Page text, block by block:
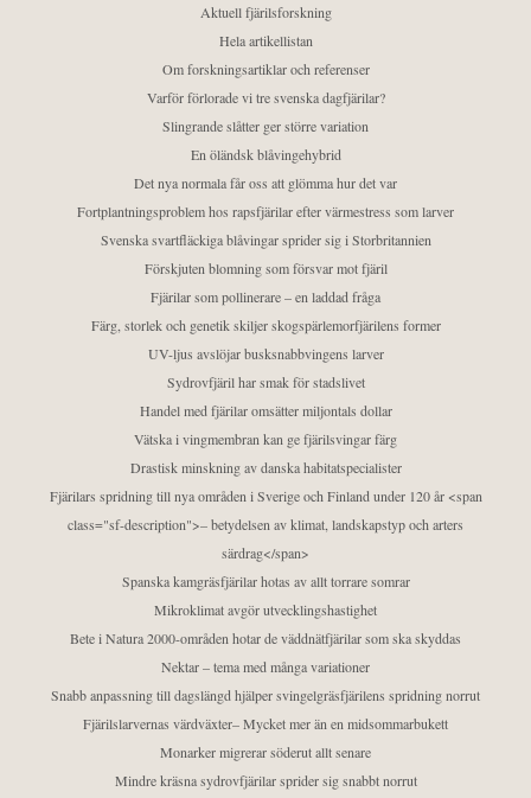
Aktuell fjärilsforskning
Hela artikellistan
Om forskningsartiklar och referenser
Varför förlorade vi tre svenska dagfjärilar?
Slingrande slåtter ger större variation
En öländsk blåvingehybrid
Det nya normala får oss att glömma hur det var
Fortplantningsproblem hos rapsfjärilar efter värmestress som larver
Svenska svartfläckiga blåvingar sprider sig i Storbritannien
Förskjuten blomning som försvar mot fjäril
Fjärilar som pollinerare – en laddad fråga
Färg, storlek och genetik skiljer skogspärlemorfjärilens former
UV-ljus avslöjar busksnabbvingens larver
Sydrovfjäril har smak för stadslivet
Handel med fjärilar omsätter miljontals dollar
Vätska i vingmembran kan ge fjärilsvingar färg
Drastisk minskning av danska habitatspecialister
Fjärilars spridning till nya områden i Sverige och Finland under 120 år <span
class="sf-description">– betydelsen av klimat, landskapstyp och arters
särdrag</span>
Spanska kamgräsfjärilar hotas av allt torrare somrar
Mikroklimat avgör utvecklingshastighet
Bete i Natura 2000-områden hotar de väddnätfjärilar som ska skyddas
Nektar – tema med många variationer
Snabb anpassning till dagslängd hjälper svingelgräsfjärilens spridning norrut
Fjärilslarvernas värdväxter– Mycket mer än en midsommarbukett
Monarker migrerar söderut allt senare
Mindre kräsna sydrovfjärilar sprider sig snabbt norrut